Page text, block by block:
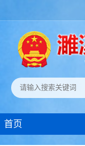
首页